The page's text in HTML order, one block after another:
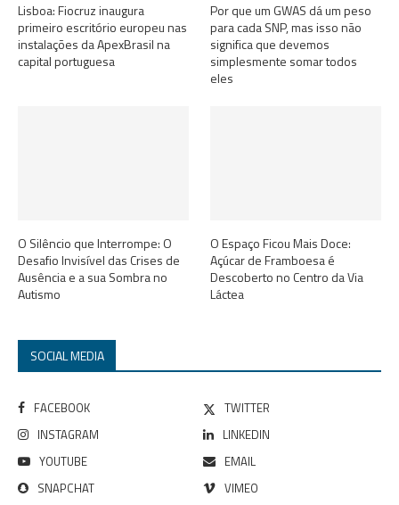
Lisboa: Fiocruz inaugura
primeiro escritório europeu nas
instalações da ApexBrasil na
capital portuguesa
Por que um GWAS dá um peso
para cada SNP, mas isso não
significa que devemos
simplesmente somar todos
eles
O Silêncio que Interrompe: O
Desafio Invisível das Crises de
Ausência e a sua Sombra no
Autismo
O Espaço Ficou Mais Doce:
Açúcar de Framboesa é
Descoberto no Centro da Via
Láctea
SOCIAL MEDIA
FACEBOOK
TWITTER
INSTAGRAM
LINKEDIN
YOUTUBE
EMAIL
SNAPCHAT
VIMEO